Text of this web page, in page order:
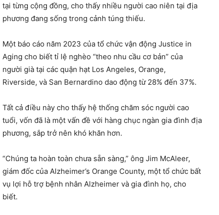
tại từng cộng đồng, cho thấy nhiều người cao niên tại địa
phương đang sống trong cảnh túng thiếu.
Một báo cáo năm 2023 của tổ chức vận động Justice in
Aging cho biết tỉ lệ nghèo “theo nhu cầu cơ bản” của
người già tại các quận hạt Los Angeles, Orange,
Riverside, và San Bernardino dao động từ 28% đến 37%.
Tất cả điều này cho thấy hệ thống chăm sóc người cao
tuổi, vốn đã là một vấn đề với hàng chục ngàn gia đình địa
phương, sắp trở nên khó khăn hơn.
“Chúng ta hoàn toàn chưa sẵn sàng,” ông Jim McAleer,
giám đốc của Alzheimer’s Orange County, một tổ chức bất
vụ lợi hỗ trợ bệnh nhân Alzheimer và gia đình họ, cho
biết.